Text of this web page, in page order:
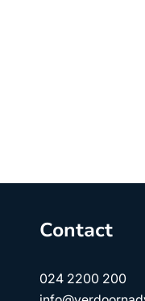
Contact
024 2200 200